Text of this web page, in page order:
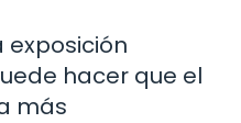
exposición
hacer que el
más